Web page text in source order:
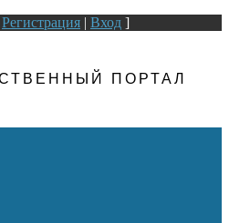
Регистрация | Вход ]
ПОРТАЛ